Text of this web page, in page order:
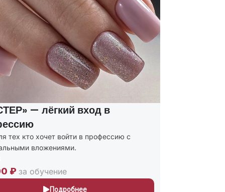
— лёгкий вход в
тех кто хочет войти в профессию с
вложениями.
₽ за обучение
Подробнее